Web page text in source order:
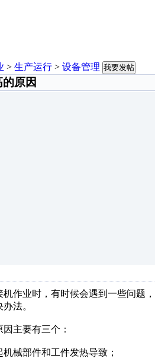
> 生产运行 > 设备管理 我要发帖
原因
作业时，有时候会遇到一些问题
法。
主要有三个：
械部件和工件发热导致；